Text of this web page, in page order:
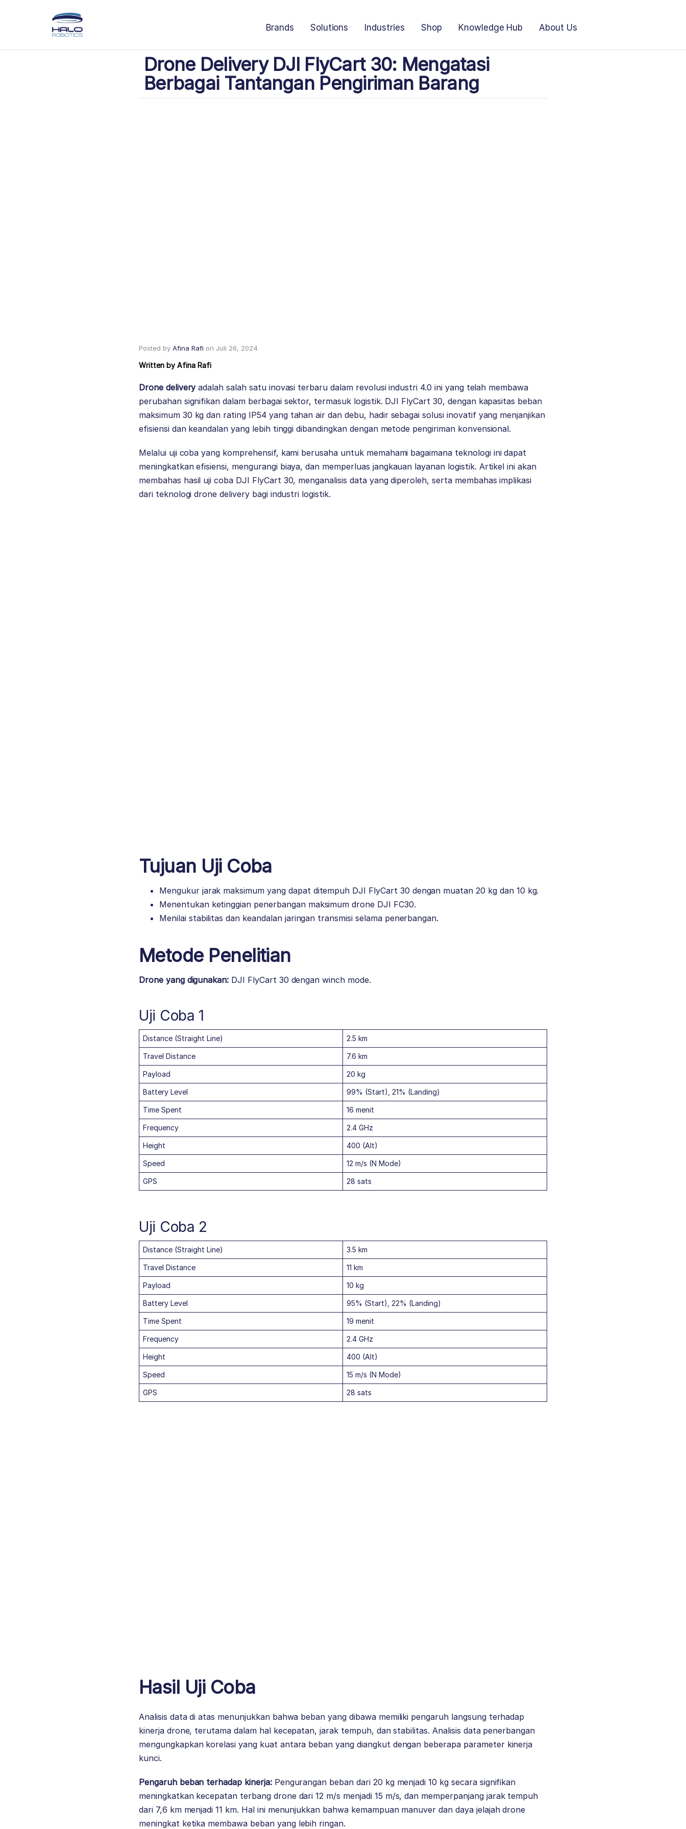
Brands Solutions Industries Shop Knowledge Hub About Us
Drone Delivery DJI FlyCart 30: Mengatasi
Berbagai Tantangan Pengiriman Barang
Posted by Afina Rafi on Juli 26, 2024
Written by Afina Rafi
Drone deliveryadalah salah satu inovasi terbaru dalam revolusi industri 4.0 ini yang telah membawa
perubahan signifikan dalam berbagai sektor, termasuk logistik. DJI FlyCart 30, dengan kapasitas beban
maksimum 30 kg dan rating IP54 yang tahan air dan debu, hadir sebagai solusi inovatif yang menjanjikan
efisiensi dan keandalan yang lebih tinggi dibandingkan dengan metode pengiriman konvensional.
Melalui uji coba yang komprehensif, kami berusaha untuk memahami bagaimana teknologi ini dapat
meningkatkan efisiensi, mengurangi biaya, dan memperluas jangkauan layanan logistik. Artikel ini akan
membahas hasil uji coba DJI FlyCart 30, menganalisis data yang diperoleh, serta membahas implikasi
dari teknologi drone delivery bagi industri logistik.
Tujuan Uji Coba
Mengukur jarak maksimum yang dapat ditempuh DJI FlyCart 30 dengan muatan 20 kg dan 10 kg.
Menentukan ketinggian penerbangan maksimum drone DJI FC30.
Menilai stabilitas dan keandalan jaringan transmisi selama penerbangan.
Metode Penelitian
Drone yang digunakan: DJI FlyCart 30 dengan winch mode.
Uji Coba 1
Distance (Straight Line) 2.5 km
Travel Distance 7.6 km
Payload 20 kg
Battery Level 99% (Start), 21% (Landing)
Time Spent 16 menit
Frequency 2.4 GHz
Height 400 (Alt)
Speed 12 m/s (N Mode)
GPS 28 sats
Uji Coba 2
Distance (Straight Line) 3.5 km
Travel Distance 11 km
Payload 10 kg
Battery Level 95% (Start), 22% (Landing)
Time Spent 19 menit
Frequency 2.4 GHz
Height 400 (Alt)
Speed 15 m/s (N Mode)
GPS 28 sats
Hasil Uji Coba
Analisis data di atas menunjukkan bahwa beban yang dibawa memiliki pengaruh langsung terhadap
kinerja drone, terutama dalam hal kecepatan, jarak tempuh, dan stabilitas. Analisis data penerbangan
mengungkapkan korelasi yang kuat antara beban yang diangkut dengan beberapa parameter kinerja
kunci.
Pengaruh beban terhadap kinerja: Pengurangan beban dari 20 kg menjadi 10 kg secara signifikan
meningkatkan kecepatan terbang drone dari 12 m/s menjadi 15 m/s, dan memperpanjang jarak tempuh
dari 7,6 km menjadi 11 km. Hal ini menunjukkan bahwa kemampuan manuver dan daya jelajah drone
meningkat ketika membawa beban yang lebih ringan.